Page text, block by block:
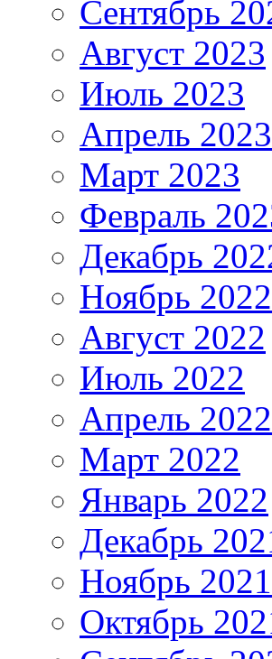
Сентябрь
Август 2023
Июль 2023
Апрель 2023
Март 2023
Февраль
Декабрь
Ноябрь 2022
Август 2022
Июль 2022
Апрель 2022
Март 2022
Январь 2022
Декабрь
Ноябрь 2021
Октябрь